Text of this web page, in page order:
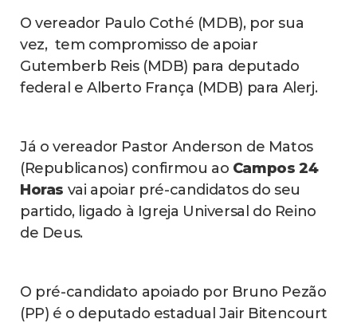
O vereador Paulo Cothé (MDB), por sua
vez, tem compromisso de apoiar
Gutemberb Reis (MDB) para deputado
federal e Alberto França (MDB) para Alerj.
Já o vereador Pastor Anderson de Matos
(Republicanos) confirmou ao Campos 24
Horas vai apoiar pré-candidatos do seu
partido, ligado à Igreja Universal do Reino
de Deus.
O pré-candidato apoiado por Bruno Pezão
(PP) é o deputado estadual Jair Bitencourt